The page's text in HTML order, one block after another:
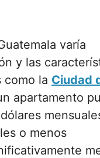
varía
y las
como la Ciudad
apartamento
o menos